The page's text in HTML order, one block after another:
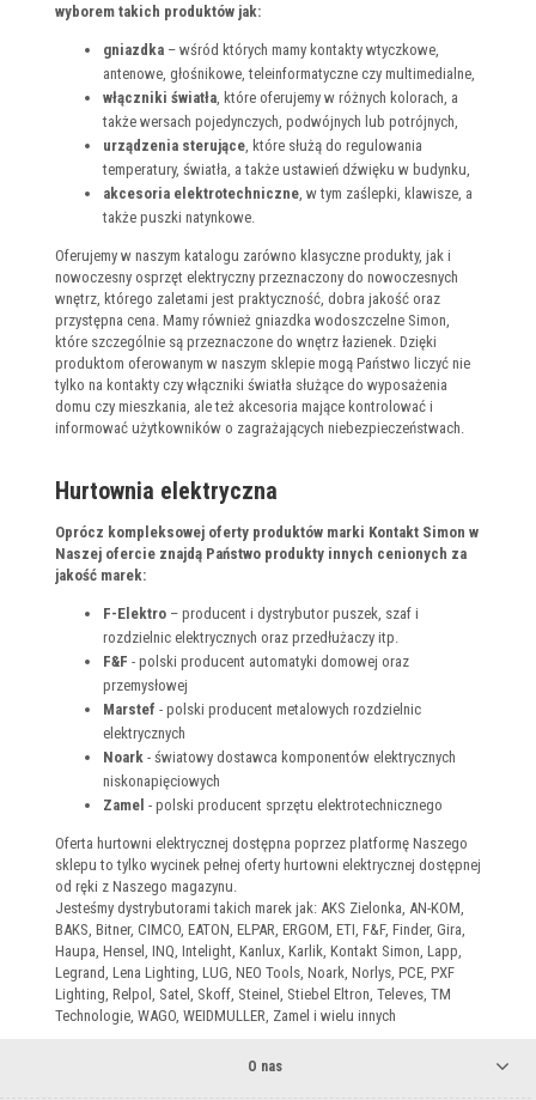
wyborem takich produktów jak:
gniazdka – wśród których mamy kontakty wtyczkowe,
antenowe, głośnikowe, teleinformatyczne czy multimedialne,
włączniki światła , które oferujemy w różnych kolorach, a
także wersach pojedynczych, podwójnych lub potrójnych,
urządzenia sterujące , które służą do regulowania
temperatury, światła, a także ustawień dźwięku w budynku,
akcesoria elektrotechniczne , w tym zaślepki, klawisze, a
także puszki natynkowe.
Oferujemy w naszym katalogu zarówno klasyczne produkty, jak i
nowoczesny osprzęt elektryczny przeznaczony do nowoczesnych
wnętrz, którego zaletami jest praktyczność, dobra jakość oraz
przystępna cena. Mamy również gniazdka wodoszczelne Simon,
które szczególnie są przeznaczone do wnętrz łazienek. Dzięki
produktom oferowanym w naszym sklepie mogą Państwo liczyć nie
tylko na kontakty czy włączniki światła służące do wyposażenia
domu czy mieszkania, ale też akcesoria mające kontrolować i
informować użytkowników o zagrażających niebezpieczeństwach.
Hurtownia elektryczna
Oprócz kompleksowej oferty produktów marki Kontakt Simon w
Naszej ofercie znajdą Państwo produkty innych cenionych za
jakość marek:
F-Elektro – producent i dystrybutor puszek, szaf i
rozdzielnic elektrycznych oraz przedłużaczy itp.
F&F - polski producent automatyki domowej oraz
przemysłowej
Marstef - polski producent metalowych rozdzielnic
elektrycznych
Noark - światowy dostawca komponentów elektrycznych
niskonapięciowych
Zamel - polski producent sprzętu elektrotechnicznego
Oferta hurtowni elektrycznej dostępna poprzez platformę Naszego
sklepu to tylko wycinek pełnej oferty hurtowni elektrycznej dostępnej
od ręki z Naszego magazynu.
Jesteśmy dystrybutorami takich marek jak: AKS Zielonka, AN-KOM,
BAKS, Bitner, CIMCO, EATON, ELPAR, ERGOM, ETI, F&F, Finder, Gira,
Haupa, Hensel, INQ, Intelight, Kanlux, Karlik, Kontakt Simon, Lapp,
Legrand, Lena Lighting, LUG, NEO Tools, Noark, Norlys, PCE, PXF
Lighting, Relpol, Satel, Skoff, Steinel, Stiebel Eltron, Televes, TM
Technologie, WAGO, WEIDMULLER, Zamel i wielu innych
O nas